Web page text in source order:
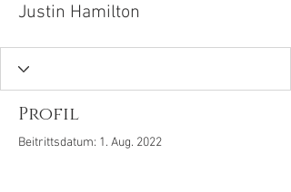
Justin Hamilton
Profil
Beitrittsdatum: 1. Aug. 2022